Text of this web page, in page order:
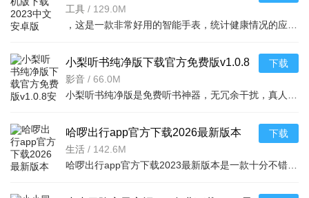
v1.2.1安卓版
工具 / 129.0M
小梨听书纯净版下载官方免费版v1.0.8
安卓免费版
影音 / 66.0M
下载
哈啰出行app官方下载2026最新版本
v6.99.71 最新版
生活 / 142.6M
下载